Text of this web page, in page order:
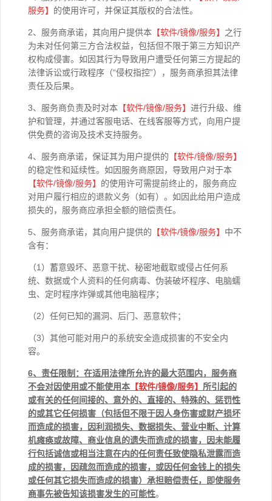
服务】 的使用许可，并保证其版权的合法性。
2、服务商承诺，其向用户提供本 【软件/镜像/服务】 之行
为未对任何第三方合法权益，包括但不限于第三方知识产
权构成侵害。如因其行为导致用户遭受任何第三方提起的
法律诉讼或行政程序（“侵权指控”），服务商承担其法律
责任及后果。
3、服务商负责及时对本 【软件/镜像/服务】 进行升级、维
护和管理，并通过客服电话、在线客服等方式，向用户提
供免费的咨询及技术支持服务。
4、服务商承诺，保证其为用户提供的 【软件/镜像/服务】
的稳定性和延续性。如因服务商原因，导致用户对于本
【软件/镜像/服务】 的使用许可需提前终止的，服务商应
对用户履行相应的退款义务（如有）。如因此给用户造成
损失的，服务商应承担全额的赔偿责任。
5、服务商承诺，其向用户提供的 【软件/镜像/服务】 中不
含有：
（1）蓄意毁坏、恶意干扰、秘密地截取或侵占任何系
统、数据或个人资料的任何病毒、伪装破坏程序、电脑蠕
虫、定时程序炸弹或其他电脑程序；
（2）任何已知的漏洞、后门、恶意软件；
（3）其他可能对用户的系统安全造成损害的不安全内
容。
6、责任限制：在适用法律所允许的最大范围内，服务商
不会对因使用或不能使用本 【软件/镜像/服务】 所引起的
或有关的任何间接的、意外的、直接的、特殊的、惩罚性
的或其它任何损害（包括但不限于因人身伤害或财产损坏
而造成的损害，因利润损失、数据损失、营业中断、计算
机瘫痪或故障、商业信息的遗失而造成的损害，因未能履
行包括诚信或相当注意在内的任何责任致使隐私泄露而造
成的损害，因疏忽而造成的损害，或因任何金钱上的损失
或任何其它损失而造成的损害）承担赔偿责任，即使服务
商事先被告知该损害发生的可能性。